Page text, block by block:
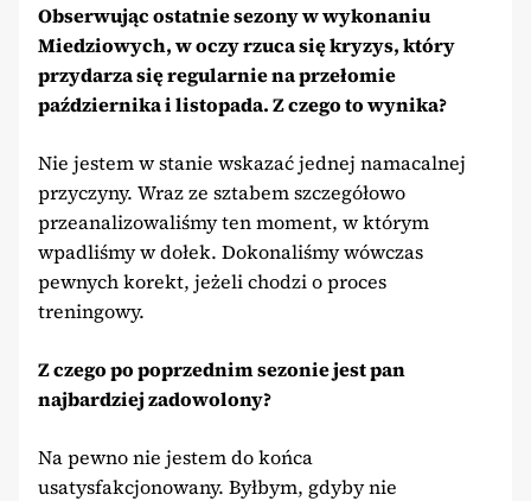
Obserwując ostatnie sezony w wykonaniu
Miedziowych, w oczy rzuca się kryzys, który
przydarza się regularnie na przełomie
października i listopada. Z czego to wynika?
Nie jestem w stanie wskazać jednej namacalnej
przyczyny. Wraz ze sztabem szczegółowo
przeanalizowaliśmy ten moment, w którym
wpadliśmy w dołek. Dokonaliśmy wówczas
pewnych korekt, jeżeli chodzi o proces
treningowy.
Z czego po poprzednim sezonie jest pan
najbardziej zadowolony?
Na pewno nie jestem do końca
usatysfakcjonowany. Byłbym, gdyby nie